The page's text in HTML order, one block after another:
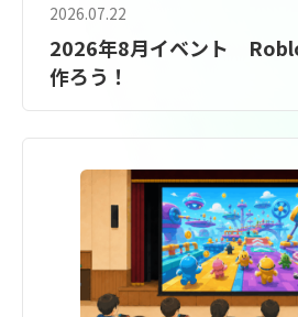
2026.07.22
2026年8月イベント
作ろう！